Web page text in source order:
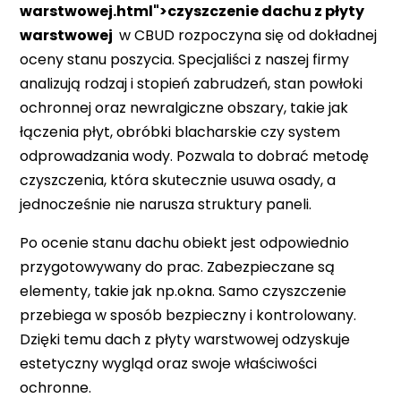
warstwowej.html">czyszczenie dachu z płyty
warstwowej w CBUD rozpoczyna się od dokładnej
oceny stanu poszycia. Specjaliści z naszej firmy
analizują rodzaj i stopień zabrudzeń, stan powłoki
ochronnej oraz newralgiczne obszary, takie jak
łączenia płyt, obróbki blacharskie czy system
odprowadzania wody. Pozwala to dobrać metodę
czyszczenia, która skutecznie usuwa osady, a
jednocześnie nie narusza struktury paneli.
Po ocenie stanu dachu obiekt jest odpowiednio
przygotowywany do prac. Zabezpieczane są
elementy, takie jak np.okna. Samo czyszczenie
przebiega w sposób bezpieczny i kontrolowany.
Dzięki temu dach z płyty warstwowej odzyskuje
estetyczny wygląd oraz swoje właściwości
ochronne.